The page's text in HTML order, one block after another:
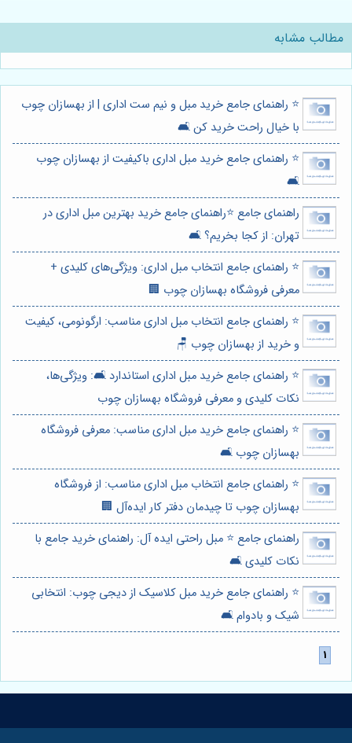
مطالب مشابه
⭐️ راهنمای جامع خرید مبل و نیم ست اداری | از بهسازان چوب
با خیال راحت خرید کن 🛋️
⭐️ راهنمای جامع خرید مبل اداری باکیفیت از بهسازان چوب
🛋️
راهنمای جامع ⭐️راهنمای جامع خرید بهترین مبل اداری در
تهران: از کجا بخریم؟ 🛋️
⭐️ راهنمای جامع انتخاب مبل اداری: ویژگی‌های کلیدی +
معرفی فروشگاه بهسازان چوب 🏢
⭐️ راهنمای جامع انتخاب مبل اداری مناسب: ارگونومی، کیفیت
و خرید از بهسازان چوب 🪑
⭐️ راهنمای جامع خرید مبل اداری استاندارد 🛋️: ویژگی‌ها،
نکات کلیدی و معرفی فروشگاه بهسازان چوب
⭐️ راهنمای جامع خرید مبل اداری مناسب: معرفی فروشگاه
بهسازان چوب 🛋️
⭐️ راهنمای جامع انتخاب مبل اداری مناسب: از فروشگاه
بهسازان چوب تا چیدمان دفتر کار ایده‌آل 🏢
راهنمای جامع ⭐️ مبل راحتی ایده آل: راهنمای خرید جامع با
نکات کلیدی 🛋️
⭐️ راهنمای جامع خرید مبل کلاسیک از دیجی چوب: انتخابی
شیک و بادوام 🛋️